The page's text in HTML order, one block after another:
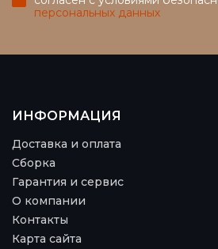
персональных данных
ИНФОРМАЦИЯ
Доставка и оплата
Сборка
Гарантия и сервис
О компании
Контакты
Карта сайта